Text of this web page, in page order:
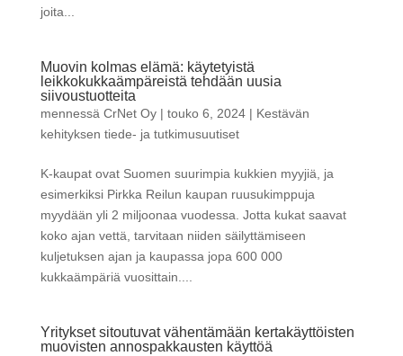
joita...
Muovin kolmas elämä: käytetyistä
leikkokukkaämpäreistä tehdään uusia
siivoustuotteita
mennessä CrNet Oy| touko 6, 2024| Kestävän
kehityksen tiede- ja tutkimusuutiset
K-kaupat ovat Suomen suurimpia kukkien myyjiä, ja
esimerkiksi Pirkka Reilun kaupan ruusukimppuja
myydään yli 2 miljoonaa vuodessa. Jotta kukat saavat
koko ajan vettä, tarvitaan niiden säilyttämiseen
kuljetuksen ajan ja kaupassa jopa 600 000
kukkaämpäriä vuosittain....
Yritykset sitoutuvat vähentämään kertakäyttöisten
muovisten annospakkausten käyttöä